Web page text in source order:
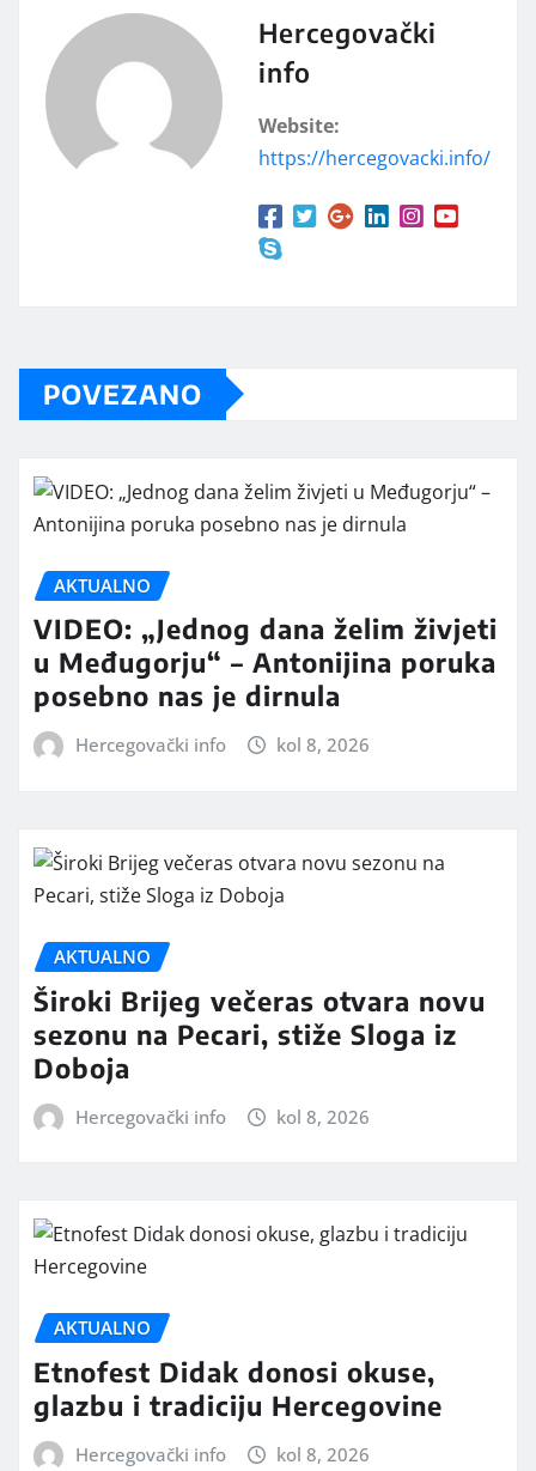
Hercegovački
info
Website:
https://hercegovacki.info/
POVEZANO
AKTUALNO
VIDEO: „Jednog dana želim živjeti
u Međugorju“ – Antonijina poruka
posebno nas je dirnula
Hercegovački info kol 8, 2026
AKTUALNO
Široki Brijeg večeras otvara novu
sezonu na Pecari, stiže Sloga iz
Doboja
Hercegovački info kol 8, 2026
AKTUALNO
Etnofest Didak donosi okuse,
glazbu i tradiciju Hercegovine
Hercegovački info kol 8, 2026